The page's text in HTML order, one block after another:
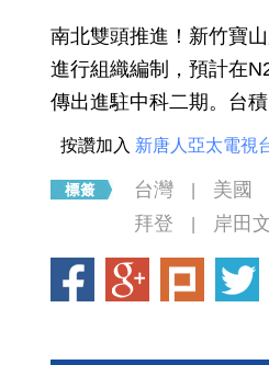
南北雙頭推進！新竹寶
進行組織編制，預計在
傳出進駐中科二期。台
按讚加入 新唐人亞太電視
台灣 美國
拜登 岸田